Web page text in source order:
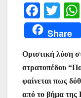
F
a
c
e
b
o
T
w
itt
er
Share
Οριστική λύση
στρατοπέδου
φαίνεται πως
από το βήμα της